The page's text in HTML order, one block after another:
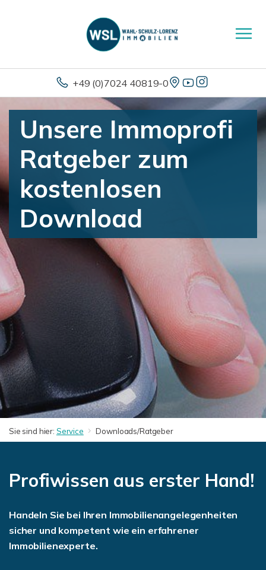
+49 (0)7024 40819-0
Unsere Immoprofi
Ratgeber zum
kostenlosen
Download
Sie sind hier: Service Downloads/Ratgeber
Profiwissen aus erster Hand!
Handeln Sie bei Ihren Immobilienangelegenheiten
sicher und kompetent wie ein erfahrener
Immobilienexperte.